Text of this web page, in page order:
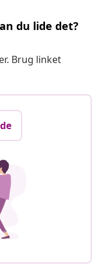
du lide det?
Brug linket